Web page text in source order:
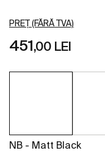
PREȚ (FĂRĂ TVA)
451,00 LEI
NB - Matt Black